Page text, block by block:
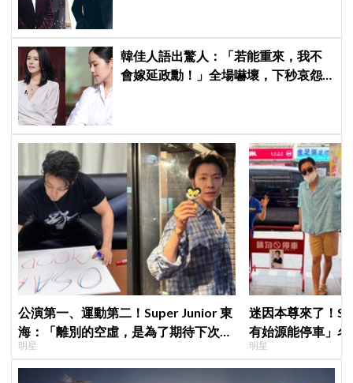
韓佳人語出驚人：「若能重來，我不
會嫁延政勳！」全場嚇壞，下秒哀怨
公演第一、運動第二！Super Junior 東
海：「離別的空虛，是為了期待下次再
見」
明星
迷因本尊來了！
有始源能停車」
照片」，店家尖
不能脫粉了
明星